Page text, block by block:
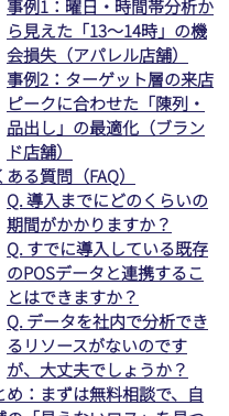
事例1：曜日・時間帯分析か
ら見えた「13〜14時」の機
会損失（アパレル店舗）
事例2：ターゲット層の来店
ピークに合わせた「陳列・
品出し」の最適化（ブラン
ド店舗）
ある質問（FAQ）
Q. 導入までにどのくらいの
期間がかかりますか？
Q. すでに導入している既存
のPOSデータと連携するこ
とはできますか？
Q. データを社内で分析でき
るリソースがないのです
が、大丈夫でしょうか？
め：まずは無料相談で、自